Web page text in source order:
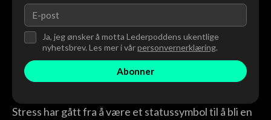
Ja, jeg ønsker å motta Lederpoddens ukentlige
nyhetsbrev. Les mer i vårpersonvernerklæring.
Stress har gått fra å være et statussymbol til å bli en